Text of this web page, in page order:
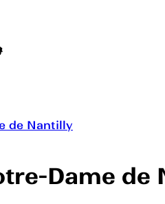
de Nantilly
Dame de